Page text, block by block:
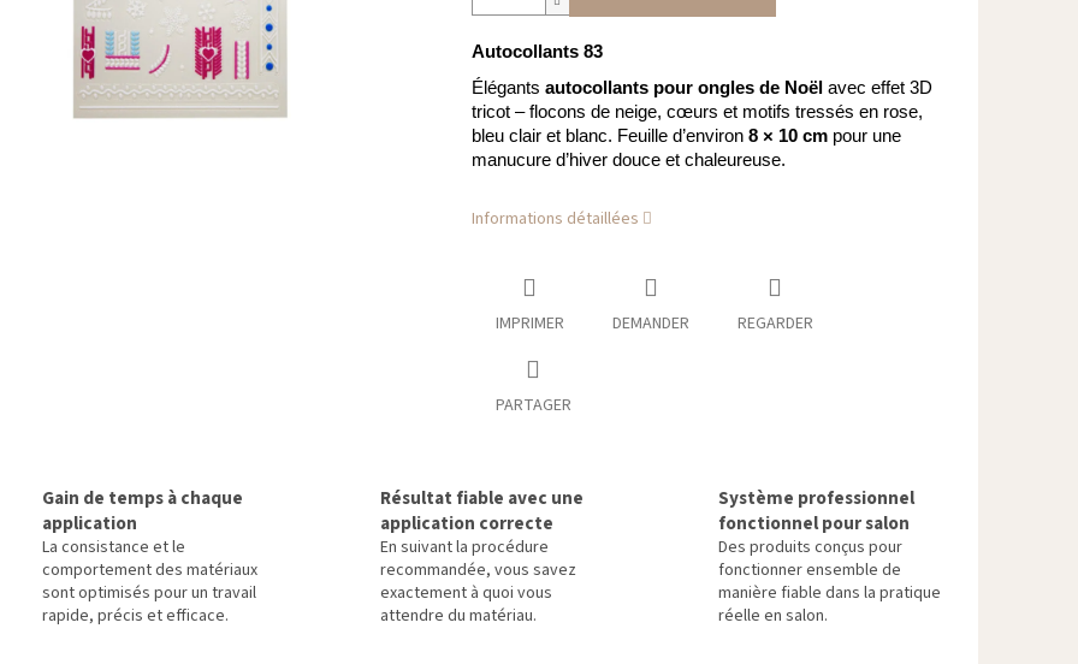
Autocollants 83
Élégants autocollants pour ongles de Noël avec effet 3D
tricot – flocons de neige, cœurs et motifs tressés en rose,
bleu clair et blanc. Feuille d’environ 8 × 10 cmpour une
manucure d’hiver douce et chaleureuse.
Informations détaillées
IMPRIMER DEMANDER REGARDER
PARTAGER
Gain de temps à chaque
application
La consistance et le
comportement des matériaux
sont optimisés pour un travail
rapide, précis et efficace.
Résultat fiable avec une
application correcte
En suivant la procédure
recommandée, vous savez
exactement à quoi vous
attendre du matériau.
Système professionnel
fonctionnel pour salon
Des produits conçus pour
fonctionner ensemble de
manière fiable dans la pratique
réelle en salon.